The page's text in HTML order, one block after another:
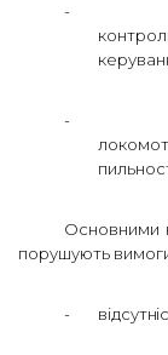
-
-
Основними
порушують
-